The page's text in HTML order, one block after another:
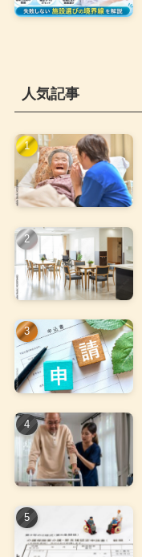
人気記事